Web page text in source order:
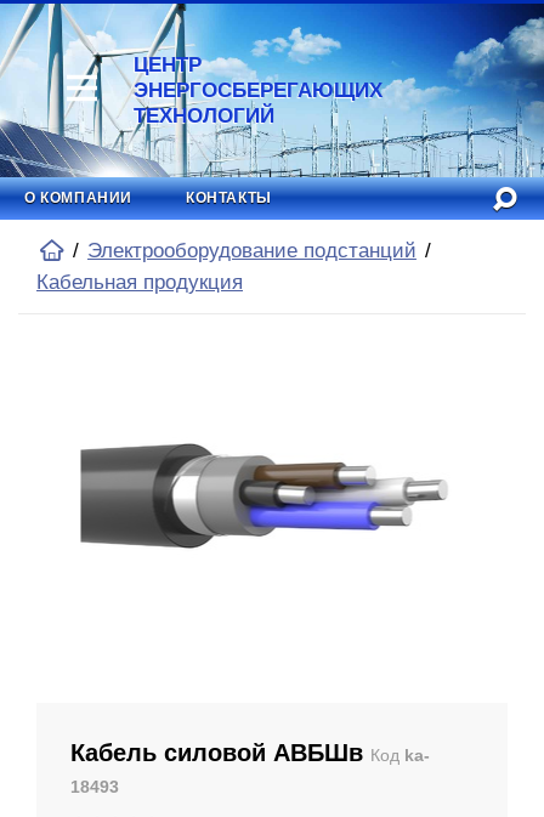
ЦЕНТР
ЭНЕРГОСБЕРЕГАЮЩИХ
ТЕХНОЛОГИЙ
О КОМПАНИИ КОНТАКТЫ
Электрооборудование подстанций
Кабельная продукция
Кабель силовой АВБШв Код ka-
18493